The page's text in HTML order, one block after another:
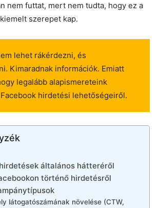
nem futtat, mert nem tudta, hogy ez a
szerepet kap.
lehet rákérdezni, és
Kimaradnak információk. Emiatt
legalább alapismereteink
hirdetési lehetőségeiről.
általános hátteréről
történő hirdetésről
látogatószámának növelése (CTW,